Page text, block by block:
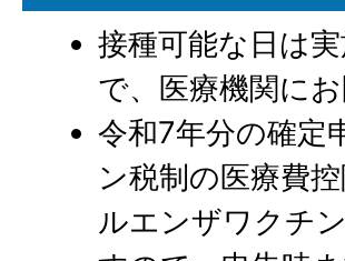
接種可能な日は
で、医療機関に
令和7年分の確定
ン税制の医療費
ルエンザワクチ